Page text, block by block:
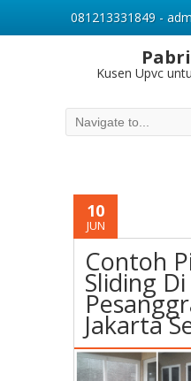
Kusen Upvc
10
JUN
Contoh
Sliding Di
Jakarta
081213331849 -